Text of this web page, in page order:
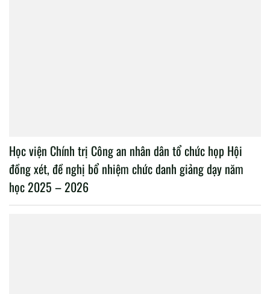
Học viện Chính trị Công an nhân dân tổ chức họp Hội
đồng xét, đề nghị bổ nhiệm chức danh giảng dạy năm
học 2025 – 2026